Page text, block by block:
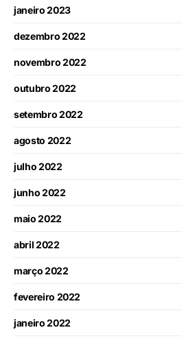
janeiro 2023
dezembro 2022
novembro 2022
outubro 2022
setembro 2022
agosto 2022
julho 2022
junho 2022
maio 2022
abril 2022
março 2022
fevereiro 2022
janeiro 2022